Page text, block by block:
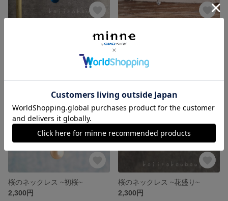
青い彼岸花のイヤーカフⅡ シルバー
桜のピアス~こぼれ桜~
3,000円
桜のネックレス ~初桜~
2,300円
桜のネックレス ~花盛り~
2,300円